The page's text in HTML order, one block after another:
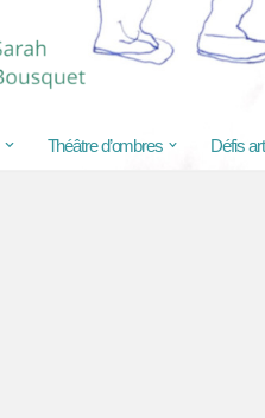
Théâtre d’ombres Défis